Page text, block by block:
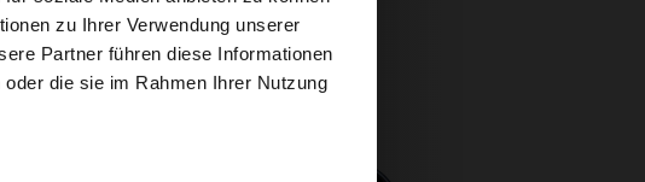
zu Ihrer Verwendung unserer
Partner führen diese Informationen
die sie im Rahmen Ihrer Nutzung